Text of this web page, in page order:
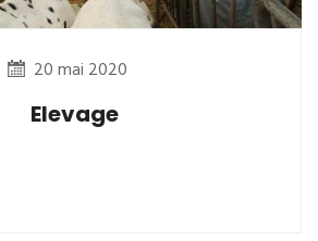
20 mai 2020
Elevage